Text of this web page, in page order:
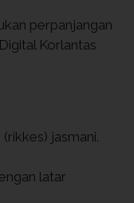
perpanjangan
Korlantas
jasmani.
latar